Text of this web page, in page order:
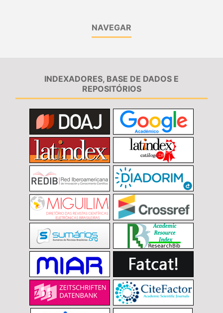
NAVEGAR
INDEXADORES, BASE DE DADOS E
REPOSITÓRIOS